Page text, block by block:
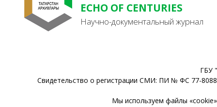
ECHO OF CENTURIES
Научно-документальный журнал
ГБУ
Свидетельство о регистрации СМИ: ПИ № ФС 77-
Мы используем файлы «cookie»